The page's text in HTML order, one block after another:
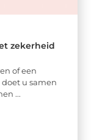
zekerheid
of een
u samen
...